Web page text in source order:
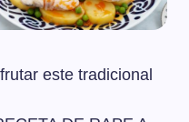
este tradicional